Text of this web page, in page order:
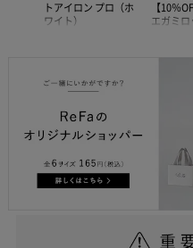
トアイロン プロ（ホ
ワイト）
【10％
エガミロ